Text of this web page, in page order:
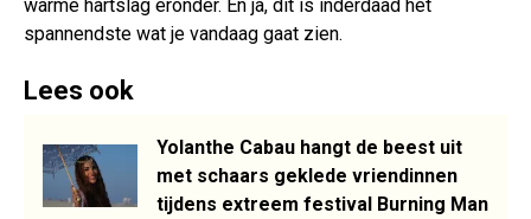
warme hartslag eronder. En ja, dit is inderdaad het
spannendste wat je vandaag gaat zien.
Lees ook
Yolanthe Cabau hangt de beest uit
met schaars geklede vriendinnen
tijdens extreem festival Burning Man